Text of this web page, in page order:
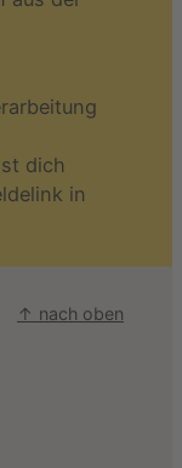
dich
in
↑ nach oben